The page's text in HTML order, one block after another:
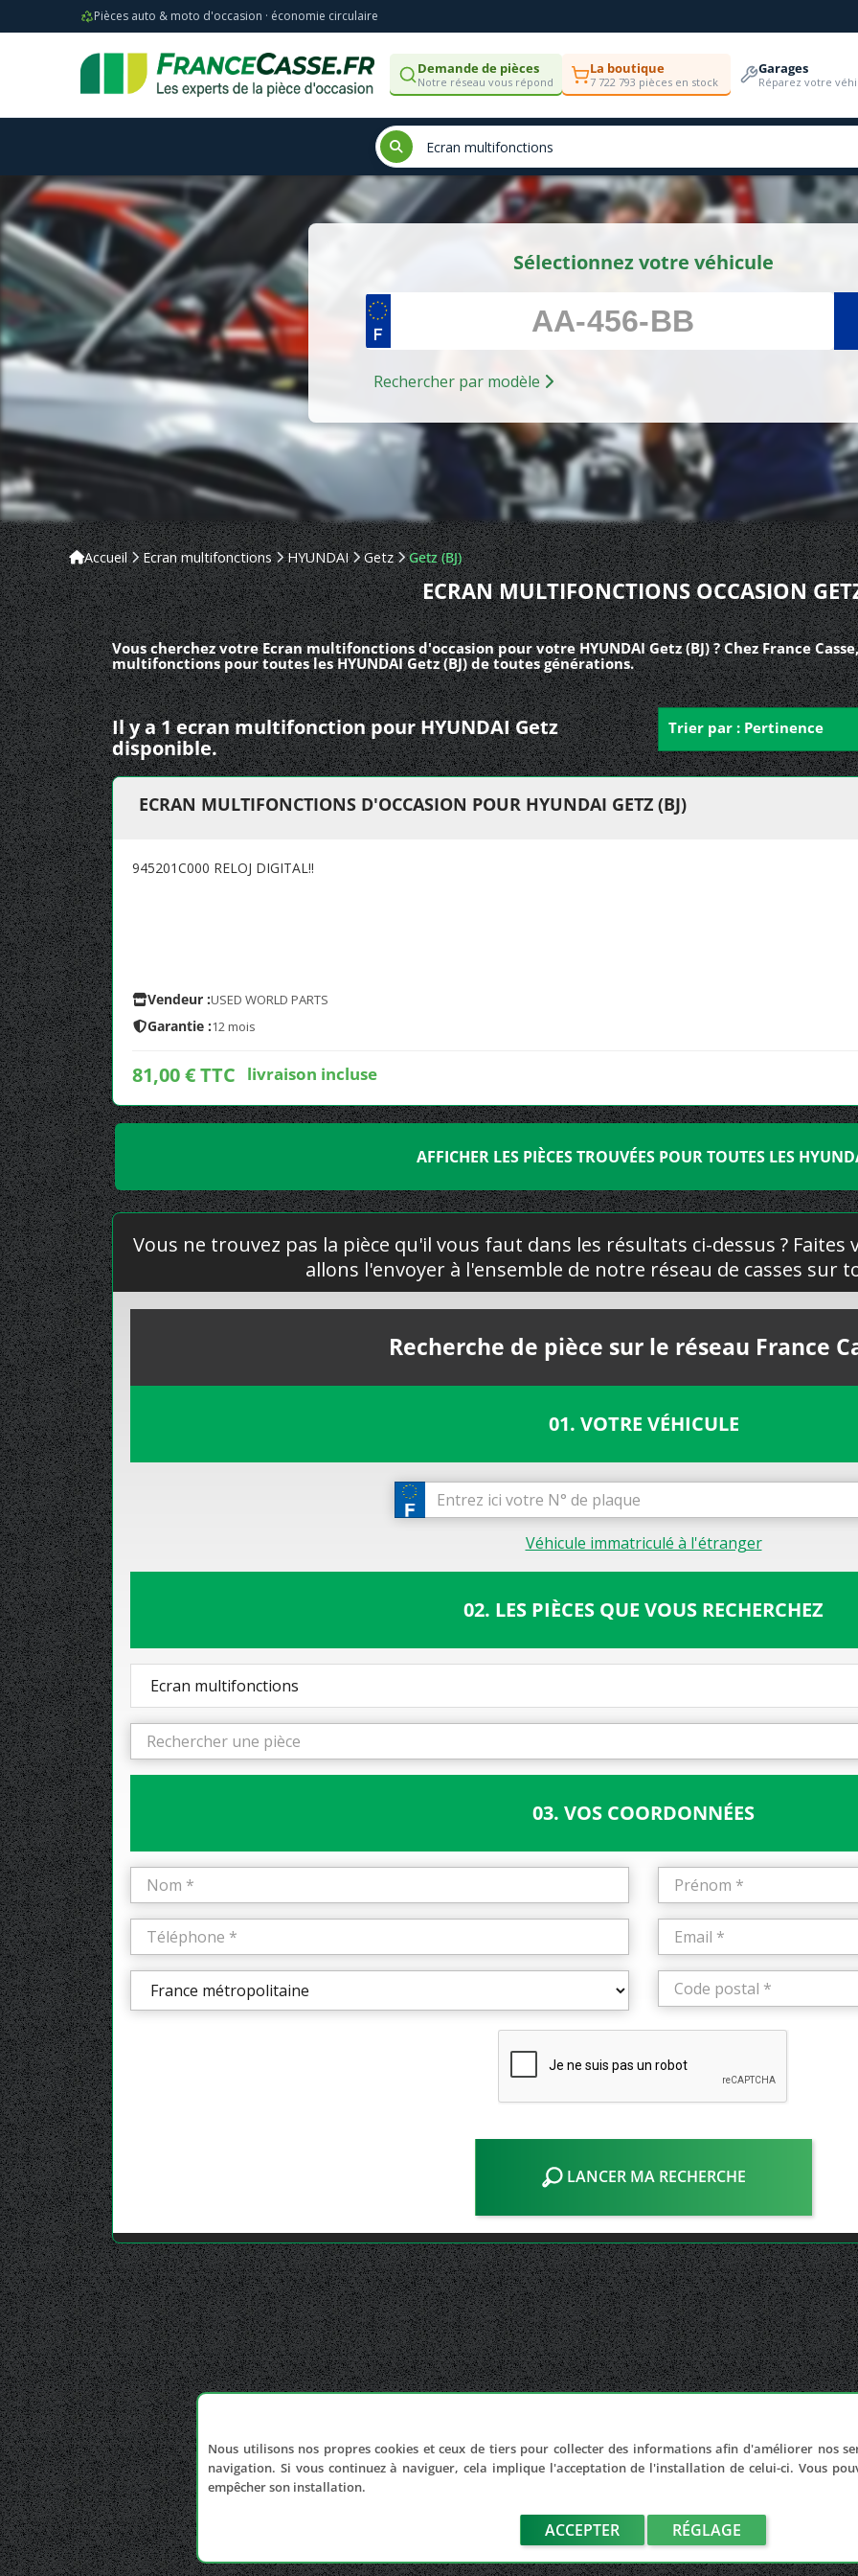
Pièces auto & moto d'occasion · économie circulaire
Demande de pièces
Notre réseau vous répond
La boutique
7 722 793 pièces en stock
Garages
Réparez votre
Sélectionnez votre véhicule
Rechercher par modèle
Accueil Ecran multifonctions HYUNDAI Getz Getz (BJ)
ECRAN MULTIFONCTIONS OCCASION
Vous cherchez votre Ecran multifonctions d'occasion pour votre HYUNDAI Getz (BJ) ? Chez France
multifonctions pour toutes les HYUNDAI Getz (BJ) de toutes générations.
Il y a 1 ecran multifonction pour HYUNDAI Getz
disponible.
Trier par : Pertinence
ECRAN MULTIFONCTIONS D'OCCASION POUR HYUNDAI GETZ (BJ)
945201C000 RELOJ DIGITAL!!
Vendeur :USED WORLD PARTS
Garantie :12 mois
81,00 € TTC livraison incluse
AFFICHER LES PIÈCES TROUVÉES POUR TOUTES LES
Vous ne trouvez pas la pièce qu'il vous faut dans les résultats ci-dessus ? Faites
allons l'envoyer à l'ensemble de notre réseau de casses sur
Recherche de pièce sur le réseau France
01. VOTRE VÉHICULE
Véhicule immatriculé à l'étranger
02. LES PIÈCES QUE VOUS RECHERCHEZ
Ecran multifonctions
03. VOS COORDONNÉES
LANCER MA RECHERCHE
Nous utilisons nos propres cookies et ceux de tiers pour collecter des informations afin d'améliorer nos
navigation. Si vous continuez à naviguer, cela implique l'acceptation de l'installation de celui-ci. Vous
empêcher son installation.
ACCEPTER RÉGLAGE